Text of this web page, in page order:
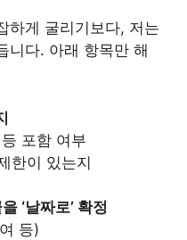
하게 굴리기보다, 저는
니다. 아래 항목만 해
포함 여부
한이 있는지
‘날짜로’ 확정
등)